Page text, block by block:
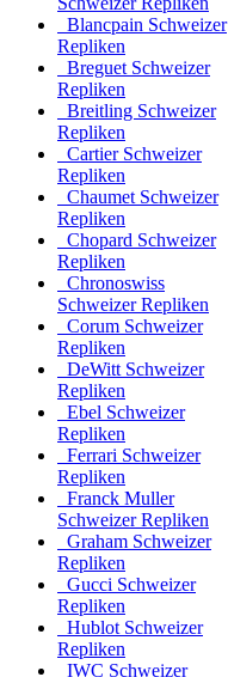
Blancpain Schweizer
Repliken
Breguet Schweizer
Repliken
Breitling Schweizer
Repliken
Cartier Schweizer
Repliken
Chaumet Schweizer
Repliken
Chopard Schweizer
Repliken
Chronoswiss
Schweizer Repliken
Corum Schweizer
Repliken
DeWitt Schweizer
Repliken
Ebel Schweizer
Repliken
Ferrari Schweizer
Repliken
Franck Muller
Schweizer Repliken
Graham Schweizer
Repliken
Gucci Schweizer
Repliken
Hublot Schweizer
Repliken
IWC Schweizer